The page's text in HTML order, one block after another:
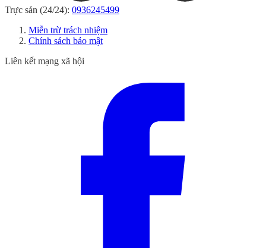
Trực sản (24/24): 0936245499
Miễn trừ trách nhiệm
Chính sách bảo mật
Liên kết mạng xã hội